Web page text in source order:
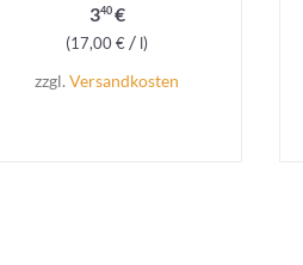
340€
17,00€ / l
zzgl. Versandkosten